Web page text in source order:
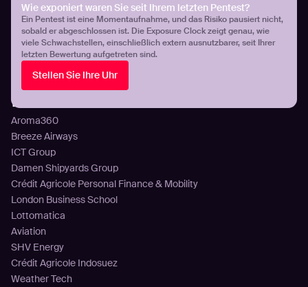
Wie exponiert waren Sie seit Ihrem letzten Pentest?
Ein Pentest ist eine Momentaufnahme, und das Risiko pausiert nicht,
sobald er abgeschlossen ist. Die Exposure Clock zeigt genau, wie
viele Schwachstellen, einschließlich extern ausnutzbarer, seit Ihrer
letzten Bewertung aufgetreten sind.
Stellen Sie Ihre Uhr
Sense
Plan
Attack
Plattformübersicht
Integration
Preisgestaltung
Kunden
Aroma360
Breeze Airways
ICT Group
Damen Shipyards Group
Crédit Agricole Personal Finance & Mobility
London Business School
Lottomatica
Aviation
SHV Energy
Crédit Agricole Indosuez
Weather Tech